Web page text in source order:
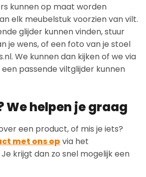
kunnen op maat worden
elk meubelstuk voorzien van vilt.
glijder kunnen vinden, stuur
je wens, of een foto van je stoel
We kunnen dan kijken of we via
passende viltglijder kunnen
We helpen je graag
een product, of mis je iets?
met ons op via het
krijgt dan zo snel mogelijk een